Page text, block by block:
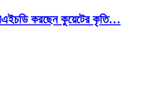
করছেন কুয়েটের কৃতি…